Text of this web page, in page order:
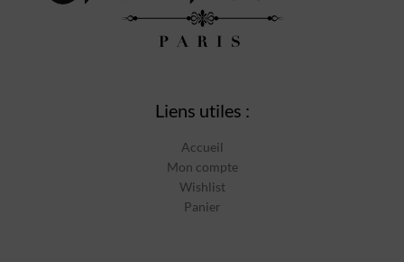
Liens utiles :
Accueil
Mon compte
Wishlist
Panier